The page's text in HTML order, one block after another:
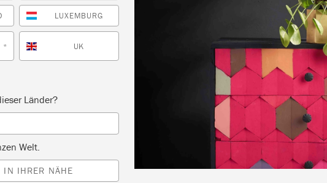
ALLE FARBEN TIPPS & INSPIRATION
LUXEMBURG
* UK
Länder?
Welt.
IN IHRER NÄHE